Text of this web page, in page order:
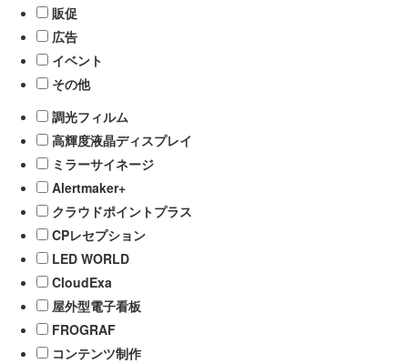
販促
広告
イベント
その他
調光フィルム
高輝度液晶ディスプレイ
ミラーサイネージ
Alertmaker+
クラウドポイントプラス
CPレセプション
LED WORLD
CloudExa
屋外型電子看板
FROGRAF
コンテンツ制作